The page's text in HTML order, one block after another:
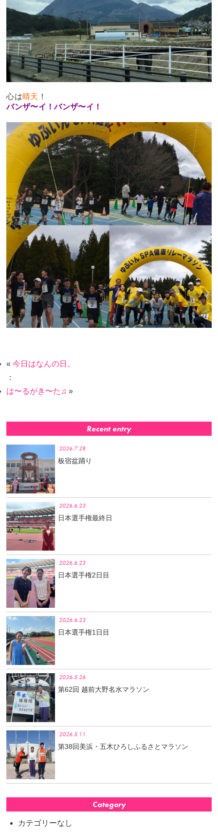
心は晴天 ！
バンザ〜イ！バンザ〜イ！
«今日はなんの日。
：
は〜るがき〜た♫ »
Recent entry
2026.7.28
板宿盆踊り
2026.6.23
日本選手権最終日
2026.6.23
日本選手権2日目
2026.6.23
日本選手権1日目
2026.5.26
第62回 越前大野名水マラソン
2026.5.11
第38回美浜・五木ひろしふるさとマラソン
Category
カテゴリーなし